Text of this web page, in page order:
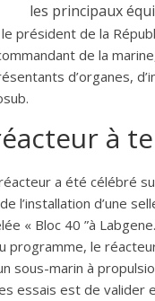
les principaux
président de la
de la
d’organes,
à
a été célébré
l’installation d’une
« Bloc 40 ”à Labgene.
programme, le
sous-marin à
essais est de